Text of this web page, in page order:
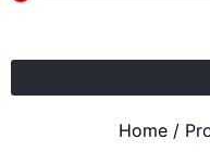
Home/